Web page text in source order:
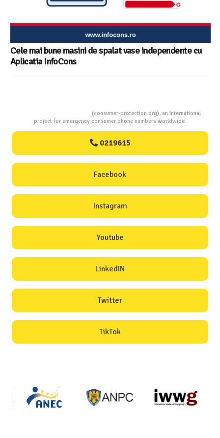
Cele mai bune masini de spalat vase independente cu
Aplicatia InfoCons
(consumer-protection.org), an international
project for emergency consumer phone numbers worldwide.
0219615
Facebook
Instagram
Youtube
LinkedIN
Twitter
TikTok